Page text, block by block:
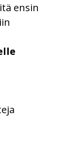
ensin